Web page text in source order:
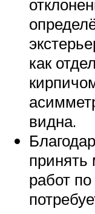
как
видна.
работ